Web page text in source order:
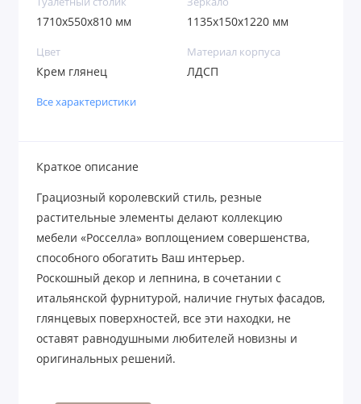
1710x550x810 мм 1135x150x1220 мм
Цвет
Крем глянец
Материал корпуса
ЛДСП
Все характеристики
Краткое описание
Грациозный королевский стиль, резные
растительные элементы делают коллекцию
мебели «Росселла» воплощением совершенства,
способного обогатить Ваш интерьер.
Роскошный декор и лепнина, в сочетании с
итальянской фурнитурой, наличие гнутых фасадов,
глянцевых поверхностей, все эти находки, не
оставят равнодушными любителей новизны и
оригинальных решений.